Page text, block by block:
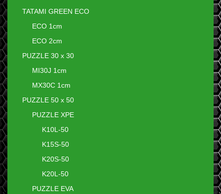
TATAMI GREEN ECO
ECO 1cm
ECO 2cm
PUZZLE 30 x 30
MI30J 1cm
MX30C 1cm
PUZZLE 50 x 50
PUZZLE XPE
K10L-50
K15S-50
K20S-50
K20L-50
PUZZLE EVA